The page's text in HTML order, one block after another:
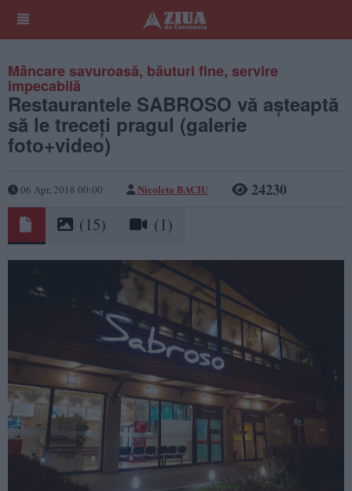
Mâncare savuroasă, băuturi fine, servire
impecabilă
Restaurantele SABROSO vă aşteaptă
să le treceţi pragul (galerie
foto+video)
06 Apr, 2018 00:00 Nicoleta BACIU 24230
(15) (1)